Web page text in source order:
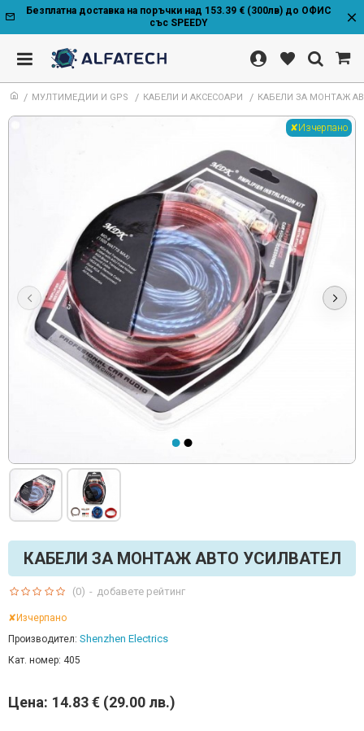
Безплатна доставка на поръчки над 153.39 € (300лв) до ОФИС
със SPEEDY
МУЛТИМЕДИИ И GPS КАБЕЛИ И АКСЕСОАРИ КАБЕЛИ ЗА МОНТАЖ
✘Изчерпано
КАБЕЛИ ЗА МОНТАЖ АВТО УСИЛВАТЕЛ
✘Изчерпано
Производител: Shenzhen Electrics
Кат. номер: 405
(0) - добавете рейтинг
Цена: 14.83 € (29.00 лв.)